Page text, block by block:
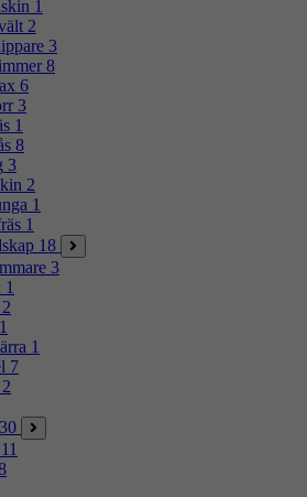
1
2
3
8
6
3
1
8
3
2
1
1
18
3
1
2
1
1
7
2
30
11